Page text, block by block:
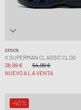
crocs
X SUPERMAN CLASSIC CLOG
38,99 €
54,99 €
NUEVO A LA VENTA
-40%